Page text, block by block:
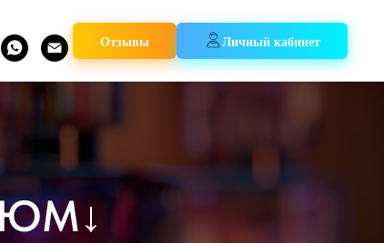
Отзывы Личный кабинет